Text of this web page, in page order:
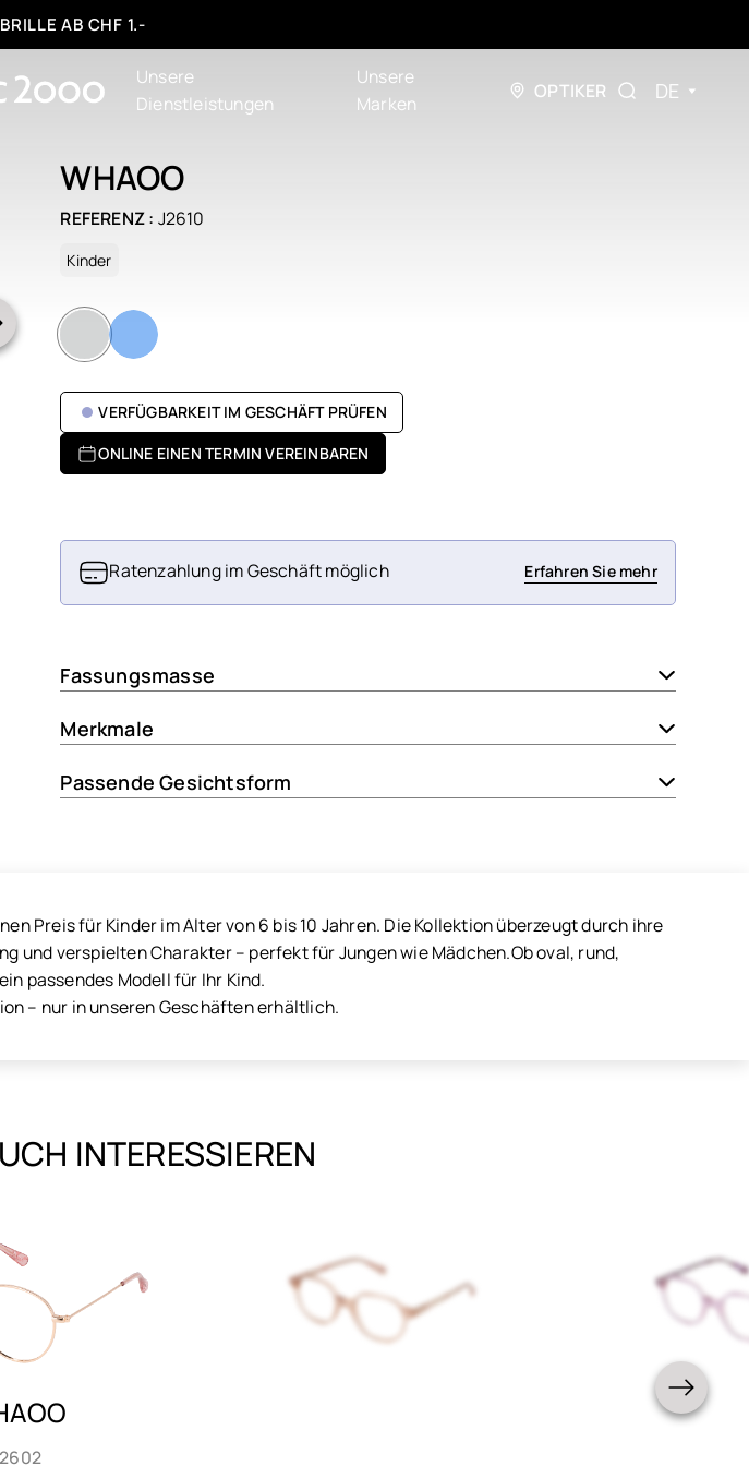
AB CHF 1.-
Unsere
Dienstleistungen
Unsere
Marken
OPTIKER DE
WHAOO
REFERENZ : J2610
Kinder
VERFÜGBARKEIT IM GESCHÄFT PRÜFEN
ONLINE EINEN TERMIN VEREINBAREN
Ratenzahlung im Geschäft möglich Erfahren Sie mehr
Fassungsmasse
Merkmale
Passende Gesichtsform
Preis für Kinder im Alter von 6 bis 10 Jahren. Die Kollektion überzeugt durch ihre
und verspielten Charakter – perfekt für Jungen wie Mädchen.Ob oval, rund,
passendes Modell für Ihr Kind.
– nur in unseren Geschäften erhältlich.
INTERESSIEREN